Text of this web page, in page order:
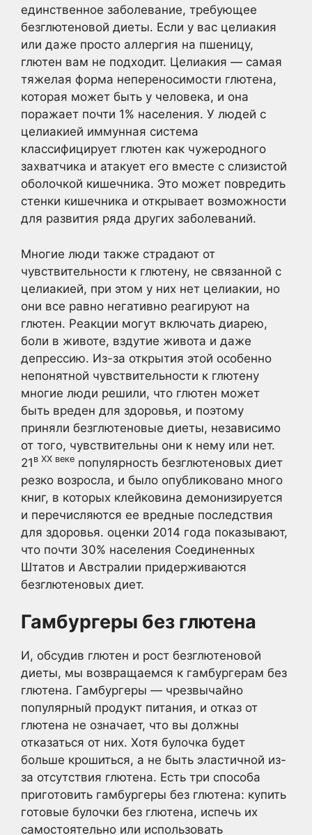
единственное заболевание, требующее
безглютеновой диеты. Если у вас целиакия
или даже просто аллергия на пшеницу,
глютен вам не подходит. Целиакия — самая
тяжелая форма непереносимости глютена,
которая может быть у человека, и она
поражает почти 1% населения. У людей с
целиакией иммунная система
классифицирует глютен как чужеродного
захватчика и атакует его вместе с слизистой
оболочкой кишечника. Это может повредить
стенки кишечника и открывает возможности
для развития ряда других заболеваний.
Многие люди также страдают от
чувствительности к глютену, не связанной с
целиакией, при этом у них нет целиакии, но
они все равно негативно реагируют на
глютен. Реакции могут включать диарею,
боли в животе, вздутие живота и даже
депрессию. Из-за открытия этой особенно
непонятной чувствительности к глютену
многие люди решили, что глютен может
быть вреден для здоровья, и поэтому
приняли безглютеновые диеты, независимо
от того, чувствительны они к нему или нет.
21 в XX веке популярность безглютеновых диет
резко возросла, и было опубликовано много
книг, в которых клейковина демонизируется
и перечисляются ее вредные последствия
для здоровья. оценки 2014 года показывают,
что почти 30% населения Соединенных
Штатов и Австралии придерживаются
безглютеновых диет.
Гамбургеры без глютена
И, обсудив глютен и рост безглютеновой
диеты, мы возвращаемся к гамбургерам без
глютена. Гамбургеры — чрезвычайно
популярный продукт питания, и отказ от
глютена не означает, что вы должны
отказаться от них. Хотя булочка будет
больше крошиться, а не быть эластичной из-
за отсутствия глютена. Есть три способа
приготовить гамбургеры без глютена: купить
готовые булочки без глютена, испечь их
самостоятельно или использовать